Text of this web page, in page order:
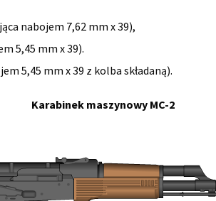
nabojem 7,62 mm x 39),
5,45 mm x 39).
5,45 mm x 39 z kolba składaną).
Karabinek maszynowy MC-2